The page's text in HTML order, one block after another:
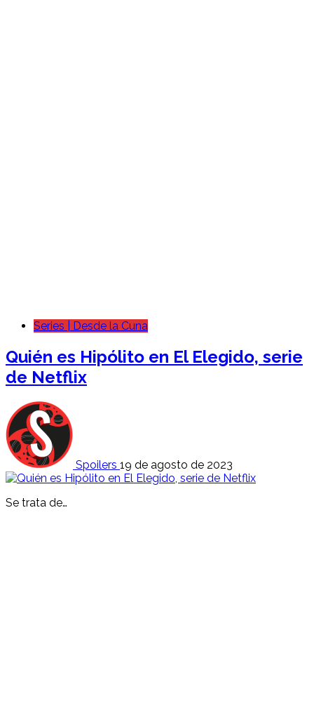
Series | Desde la Cuna
Quién es Hipólito en El Elegido, serie
de Netflix
Spoilers 19 de agosto de 2023
Se trata de…